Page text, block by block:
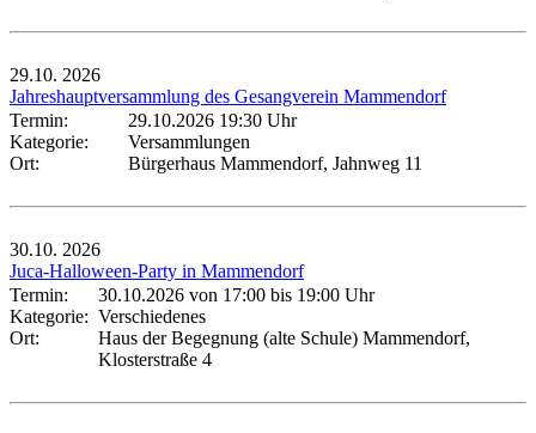
29.10. 2026
Jahreshauptversammlung des Gesangverein Mammendorf
Termin:
29.10.2026 19:30 Uhr
Kategorie:
Versammlungen
Ort:
Bürgerhaus Mammendorf, Jahnweg 11
30.10. 2026
Juca-Halloween-Party in Mammendorf
Termin:
30.10.2026 von 17:00 bis 19:00 Uhr
Kategorie: Verschiedenes
Ort:
Haus der Begegnung (alte Schule) Mammendorf,
Klosterstraße 4